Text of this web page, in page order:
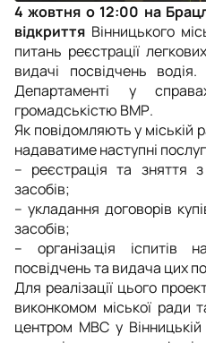
4 жовтня о 12:00 на
відкриття Вінницького
питань реєстрації
видачі посвідчень
Департаменті у
громадськістю ВМР.
Як повідомляють у міській
надаватиме наступні
– реєстрація та зняття з
засобів;
– укладання договорів
засобів;
– організація іспитів
посвідчень та видача цих
Для реалізації цього
виконкомом міської ради
центром МВС у